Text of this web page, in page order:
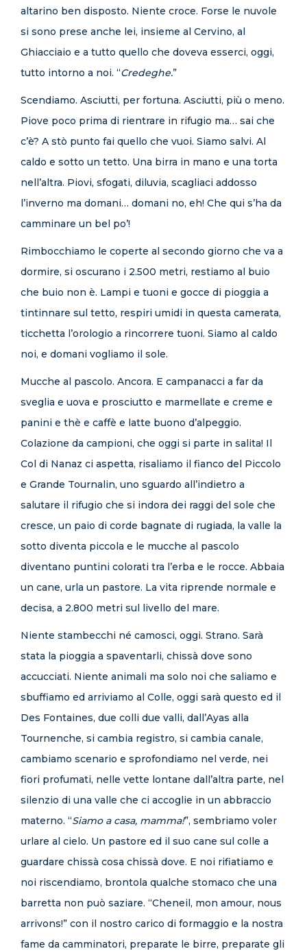
altarino ben disposto. Niente croce. Forse le nuvole
si sono prese anche lei, insieme al Cervino, al
Ghiacciaio e a tutto quello che doveva esserci, oggi,
tutto intorno a noi. “Credeghe.”
Scendiamo. Asciutti, per fortuna. Asciutti, più o meno.
Piove poco prima di rientrare in rifugio ma… sai che
c’è? A stò punto fai quello che vuoi. Siamo salvi. Al
caldo e sotto un tetto. Una birra in mano e una torta
nell’altra. Piovi, sfogati, diluvia, scagliaci addosso
l’inverno ma domani… domani no, eh! Che qui s’ha da
camminare un bel po’!
Rimbocchiamo le coperte al secondo giorno che va a
dormire, si oscurano i 2.500 metri, restiamo al buio
che buio non è. Lampi e tuoni e gocce di pioggia a
tintinnare sul tetto, respiri umidi in questa camerata,
ticchetta l’orologio a rincorrere tuoni. Siamo al caldo
noi, e domani vogliamo il sole.
Mucche al pascolo. Ancora. E campanacci a far da
sveglia e uova e prosciutto e marmellate e creme e
panini e thè e caffè e latte buono d’alpeggio.
Colazione da campioni, che oggi si parte in salita! Il
Col di Nanaz ci aspetta, risaliamo il fianco del Piccolo
e Grande Tournalin, uno sguardo all’indietro a
salutare il rifugio che si indora dei raggi del sole che
cresce, un paio di corde bagnate di rugiada, la valle la
sotto diventa piccola e le mucche al pascolo
diventano puntini colorati tra l’erba e le rocce. Abbaia
un cane, urla un pastore. La vita riprende normale e
decisa, a 2.800 metri sul livello del mare.
Niente stambecchi né camosci, oggi. Strano. Sarà
stata la pioggia a spaventarli, chissà dove sono
accucciati. Niente animali ma solo noi che saliamo e
sbuffiamo ed arriviamo al Colle, oggi sarà questo ed il
Des Fontaines, due colli due valli, dall’Ayas alla
Tournenche, si cambia registro, si cambia canale,
cambiamo scenario e sprofondiamo nel verde, nei
fiori profumati, nelle vette lontane dall’altra parte, nel
silenzio di una valle che ci accoglie in un abbraccio
materno. “Siamo a casa, mamma!”, sembriamo voler
urlare al cielo. Un pastore ed il suo cane sul colle a
guardare chissà cosa chissà dove. E noi rifiatiamo e
noi riscendiamo, brontola qualche stomaco che una
barretta non può saziare. “Cheneil, mon amour, nous
arrivons!” con il nostro carico di formaggio e la nostra
fame da camminatori, preparate le birre, preparate gli